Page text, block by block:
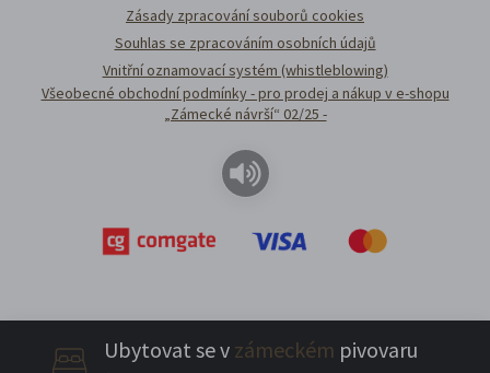
Ubytovat se v zámeckém pivovaru
Zásady zpracování souborů cookies
Souhlas se zpracováním osobních údajů
Vnitřní oznamovací systém (whistleblowing)
Všeobecné obchodní podmínky - pro prodej a nákup v e-shopu
„Zámecké návrší“ 02/25 -